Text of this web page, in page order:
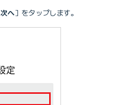
次へ］をタップします。